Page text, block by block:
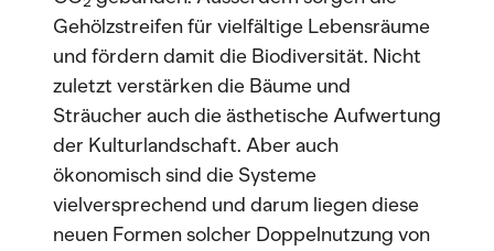
Gehölzstreifen für vielfältige Lebensräume
und fördern damit die Biodiversität. Nicht
zuletzt verstärken die Bäume und
Sträucher auch die ästhetische Aufwertung
der Kulturlandschaft. Aber auch
ökonomisch sind die Systeme
vielversprechend und darum liegen diese
neuen Formen solcher Doppelnutzung von